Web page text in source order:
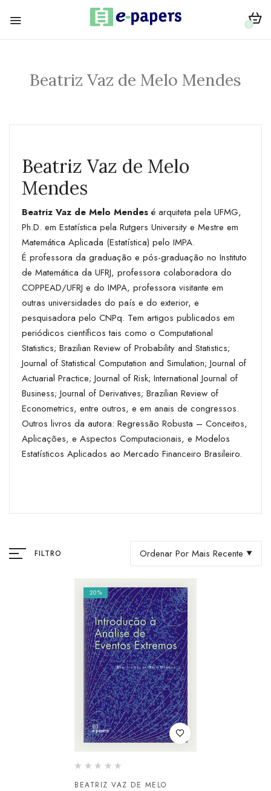
0
Beatriz Vaz de Melo Mendes
Beatriz Vaz de Melo
Mendes
Beatriz Vaz de Melo Mendes é arquiteta pela UFMG,
Ph.D. em Estatística pela Rutgers University e Mestre em
Matemática Aplicada (Estatística) pelo IMPA.
É professora da graduação e pós-graduação no Instituto
de Matemática da UFRJ, professora colaboradora do
COPPEAD/UFRJ e do IMPA, professora visitante em
outras universidades do país e do exterior, e
pesquisadora pelo CNPq. Tem artigos publicados em
periódicos científicos tais como o Computational
Statistics; Brazilian Review of Probability and Statistics;
Journal of Statistical Computation and Simulation; Journal of
Actuarial Practice; Journal of Risk; International Journal of
Business; Journal of Derivatives; Brazilian Review of
Econometrics, entre outros, e em anais de congressos.
Outros livros da autora: Regressão Robusta – Conceitos,
Aplicações, e Aspectos Computacionais, e Modelos
Estatísticos Aplicados ao Mercado Financeiro Brasileiro.
FILTRO Ordenar Por Mais Recente
20%
BEATRIZ VAZ DE MELO